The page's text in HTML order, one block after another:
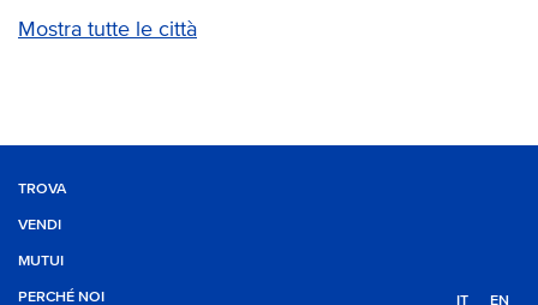
Mostra tutte le città
TROVA
VENDI
MUTUI
PERCHÉ NOI IT EN